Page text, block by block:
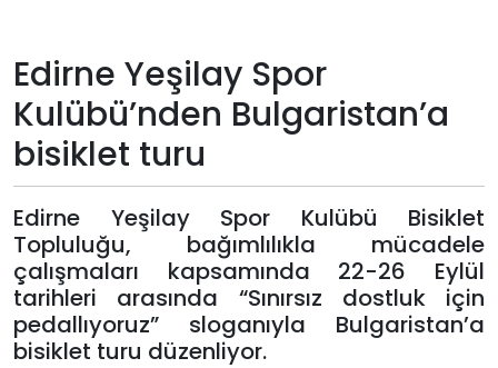
Künye
Giriş
Yap
Edirne Yeşilay Spor
Kulübü’nden Bulgaristan’a
bisiklet turu
Edirne Yeşilay Spor Kulübü Bisiklet
Topluluğu, bağımlılıkla mücadele
çalışmaları kapsamında 22-26 Eylül
tarihleri arasında “Sınırsız dostluk için
pedallıyoruz” sloganıyla Bulgaristan’a
bisiklet turu düzenliyor.